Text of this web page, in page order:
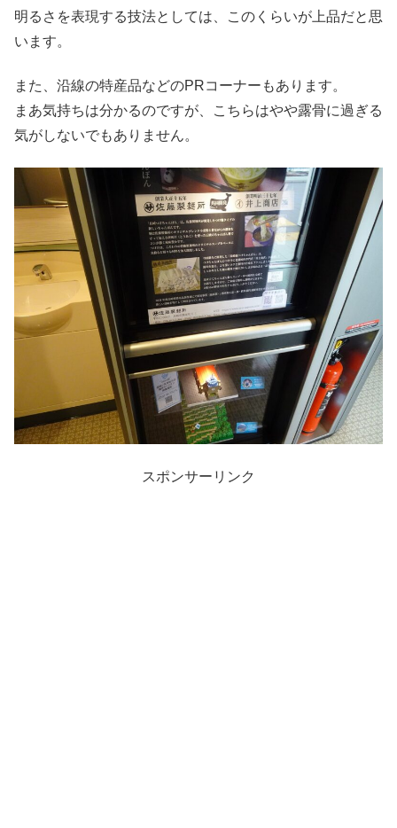
明るさを表現する技法としては、このくらいが上品だと思
います。
また、沿線の特産品などのPRコーナーもあります。
まあ気持ちは分かるのですが、こちらはやや露骨に過ぎる
気がしないでもありません。
スポンサーリンク